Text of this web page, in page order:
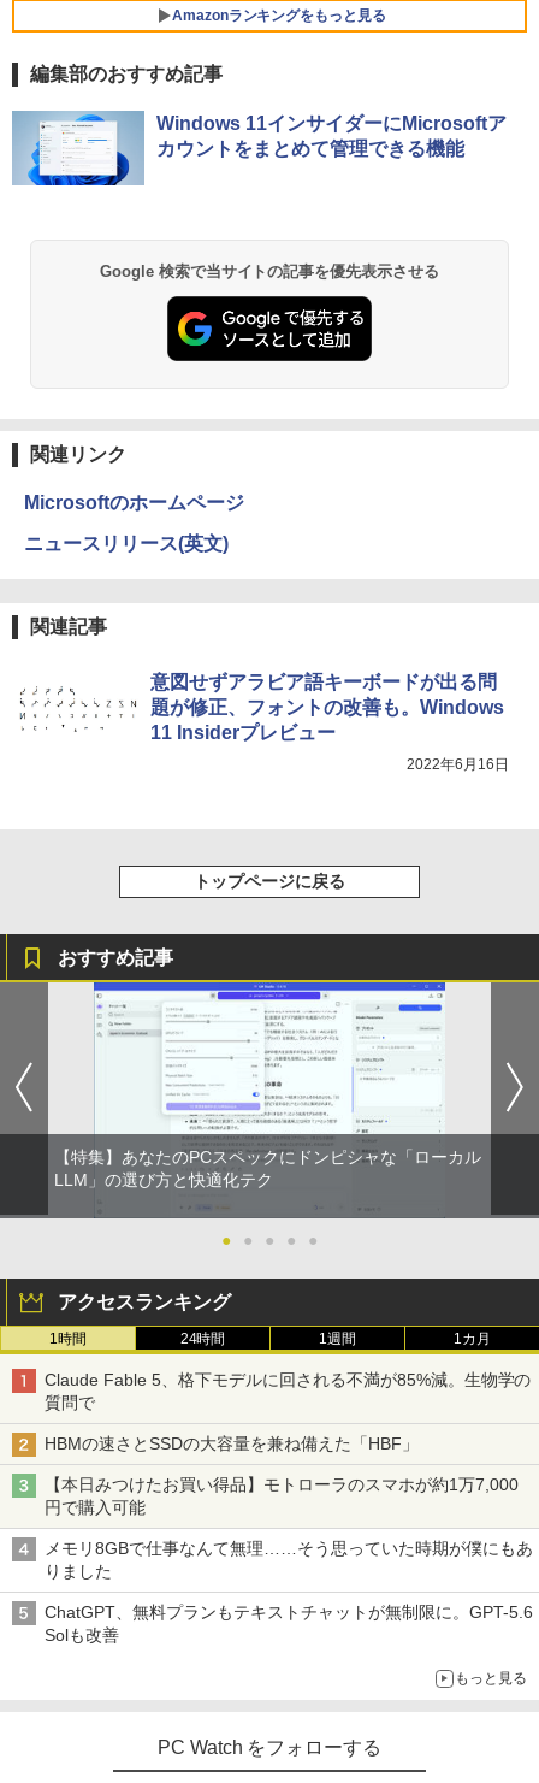
￥29,800
H&B 搭載｜中古ノートパソコン Windo
ws11 Office付｜テンキー DVD 搭載｜C
ore i5 第7世代 メモリ 8GB SSD 256GB
￥29,800
DELL OptiPlex 3060 Micro【Core i5-84
中古/送料無料 ※沖縄、離島を除く
￥16,800
￥8,980
まで】 ゲーミングモニター 24.5インチ F
HD 240Hz 1ms Fast IPSパネル HDMI2.0
×1 DP1.4×1 Adaptive Sync対応 フリッ
￥12,980
￥3,480
Amazonランキングをもっと見る
薬屋のひとりごと 17巻 (デジタル版ビッグガ
ンガンコミックス)
異世界居酒屋「のぶ」(22) (角川コミックス・
￥832
スーパーの裏でヤニ吸うふたり 9巻 (デジタル
版ビッグガンガンコミックス)
編集部のおすすめ記事
Windows 11インサイダーにMicrosoftア
カウントをまとめて管理できる機能
Google 検索で当サイトの記事を優先表示させる
関連リンク
Microsoftのホームページ
ニュースリリース(英文)
関連記事
意図せずアラビア語キーボードが出る問
題が修正、フォントの改善も。Windows
11 Insiderプレビュー
2022年6月16日
トップページに戻る
おすすめ記事
【特集】あなたのPCスペックにドンピシャな「ローカル
LLM」の選び方と快適化テク
● ● ● ● ●
アクセスランキング
1時間 24時間 1週間 1カ月
Claude Fable 5、格下モデルに回される不満が85%減。生物学の
質問で
HBMの速さとSSDの大容量を兼ね備えた「HBF」
【本日みつけたお買い得品】モトローラのスマホが約1万7,000
円で購入可能
メモリ8GBで仕事なんて無理……そう思っていた時期が僕にもあ
りました
ChatGPT、無料プランもテキストチャットが無制限に。GPT-5.6
Solも改善
もっと見る
PC Watch をフォローする